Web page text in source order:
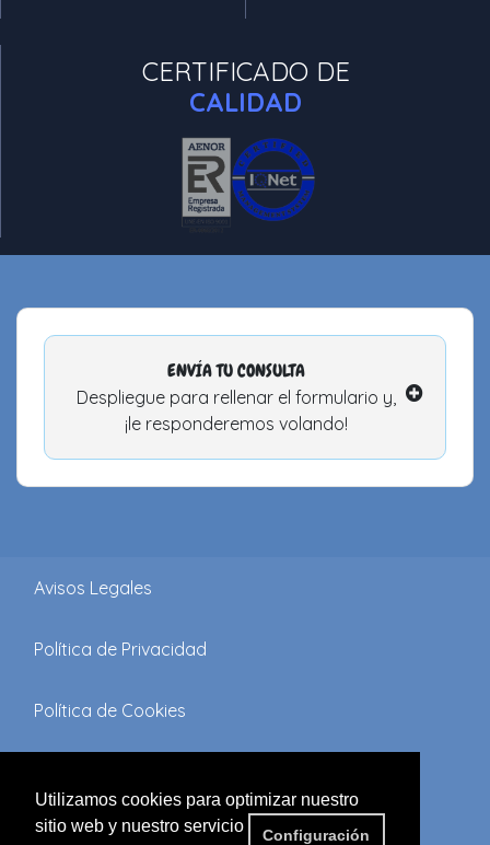
Utilizamos cookies para optimizar nuestro
sitio web y nuestro servicio
Configuración
CERTIFICADO DE
CALIDAD
ENVÍA TU CONSULTA
Despliegue para rellenar el formulario y,
¡le responderemos volando!
Avisos Legales
Política de Privacidad
Política de Cookies
FAQ'S